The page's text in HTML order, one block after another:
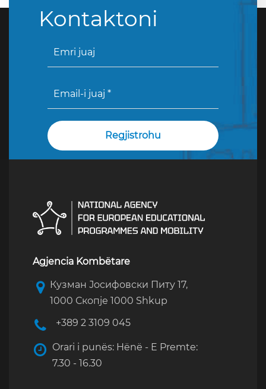
Kontaktoni
Agjencia Kombëtare
Кузман Јосифовски Питу 17,
1000 Скопје 1000 Shkup
+389 2 3109 045
Orari i punës: Hënë - E Premte:
7.30 - 16.30